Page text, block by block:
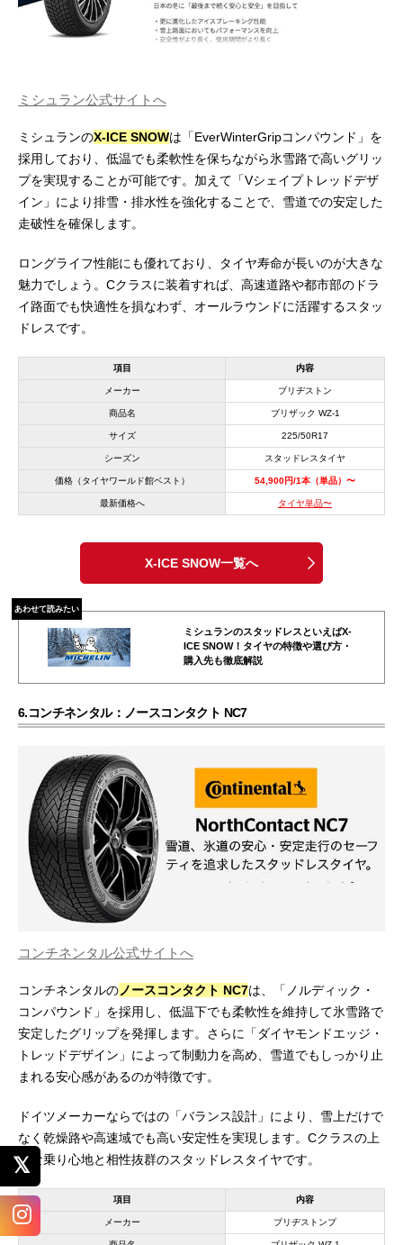
ミシュラン公式サイトへ
ミシュランのX-ICE SNOWは「EverWinterGripコンパウンド」を
採用しており、低温でも柔軟性を保ちながら氷雪路で高いグリッ
プを実現することが可能です。加えて「Vシェイプトレッドデザ
イン」により排雪・排水性を強化することで、雪道での安定した
走破性を確保します。
ロングライフ性能にも優れており、タイヤ寿命が長いのが大きな
魅力でしょう。Cクラスに装着すれば、高速道路や都市部のドラ
イ路面でも快適性を損なわず、オールラウンドに活躍するスタッ
ドレスです。
項目 内容
メーカー ブリヂストン
商品名 ブリザック WZ-1
サイズ 225/50R17
シーズン スタッドレスタイヤ
価格（タイヤワールド館ベスト） 54,900円/1本（単品）〜
最新価格へ タイヤ単品〜
X-ICE SNOW一覧へ
あわせて読みたい
ミシュランのスタッドレスといえばX-
ICE SNOW！タイヤの特徴や選び方・
購入先も徹底解説
6.コンチネンタル：ノースコンタクト NC7
コンチネンタル公式サイトへ
コンチネンタルのノースコンタクト NC7は、「ノルディック・
コンパウンド」を採用し、低温下でも柔軟性を維持して氷雪路で
安定したグリップを発揮します。さらに「ダイヤモンドエッジ・
トレッドデザイン」によって制動力を高め、雪道でもしっかり止
まれる安心感があるのが特徴です。
ドイツメーカーならではの「バランス設計」により、雪上だけで
なく乾燥路や高速域でも高い安定性を実現します。Cクラスの上
質な乗り心地と相性抜群のスタッドレスタイヤです。
項目 内容
メーカー ブリヂストンプ